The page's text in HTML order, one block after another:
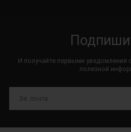
И получайте первыми уведомления
полезной